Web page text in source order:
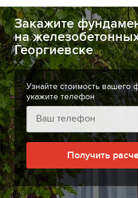
Закажите
на
Георгиевске
Узнайте стоимость вашего
укажите телефон
Получить